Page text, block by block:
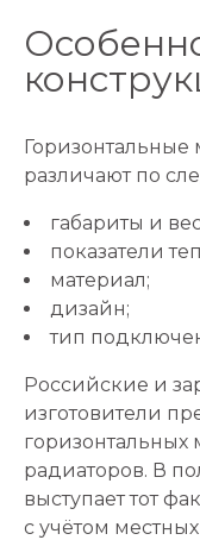
Горизонтальные
различают по
габариты и
показатели
материал;
дизайн;
тип
Российские и
изготовители
горизонтальных
радиаторов. В
выступает тот
с учётом